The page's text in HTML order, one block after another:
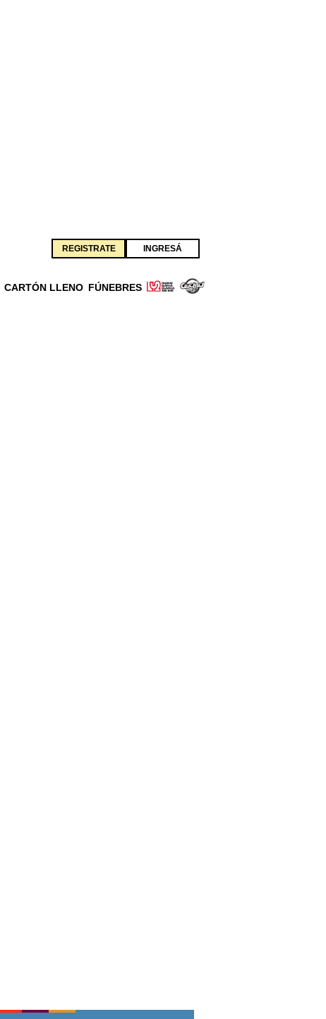
REGISTRATE INGRESÁ
CARTÓN LLENO FÚNEBRES